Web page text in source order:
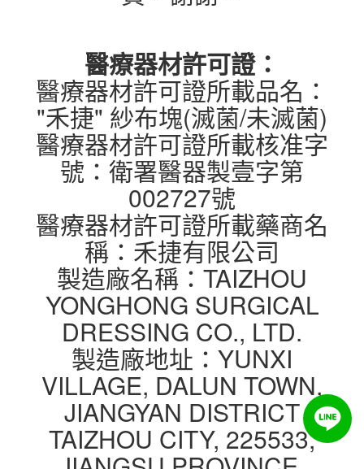
醫療器材許可證：
醫療器材許可證所載品名：
"禾捷" 紗布塊(滅菌/未滅菌)
醫療器材許可證所載核准字
號：衛署醫器製壹字第
002727號
醫療器材許可證所載藥商名
稱：禾捷有限公司
製造廠名稱：TAIZHOU
YONGHONG SURGICAL
DRESSING CO., LTD.
製造廠地址：YUNXI
VILLAGE, DALUN TOWN,
JIANGYAN DISTRICT
TAIZHOU CITY, 225533,